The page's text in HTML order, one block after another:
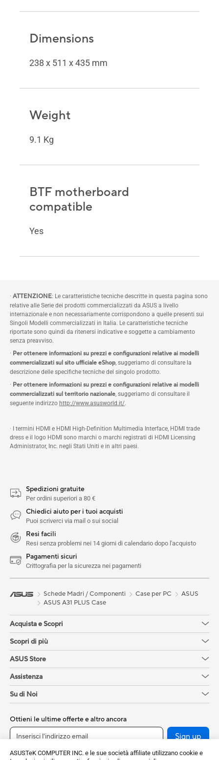
ASUSTeK COMPUTER INC. e le sue società affiliate utilizzano cookie e
Dimensions
238 x 511 x 435 mm
Weight
9.1 Kg
BTF motherboard
compatible
Yes
· ATTENZIONE: Le caratteristiche tecniche descritte in questa pagina sono
relative alle Serie dei prodotti commercializzati da ASUS a livello
internazionale e non necessariamente corrispondono a quelle presenti sui
Singoli Modelli commercializzati in Italia. Le caratteristiche tecniche
riportate sono quindi da ritenersi indicative e soggette a cambiamento
senza preavviso.
· Per ottenere informazioni su prezzi e configurazioni relative ai modelli
commercializzati sul sito ufficiale eShop, suggeriamo di consultare la
descrizione delle specifiche tecniche del singolo prodotto.
· Per ottenere informazioni su prezzi e configurazioni relative ai modelli
commercializzati sul territorio nazionale, suggeriamo di consultare il
seguente indirizzo http://www.asusworld.it/.
· I termini HDMI e HDMI High-Definition Multimedia Interface, HDMI trade
dress e il logo HDMI sono marchi o marchi registrati di HDMI Licensing
Administrator, Inc. negli Stati Uniti e in altri paesi.
Spedizioni gratuite
Per ordini superiori a 80 €
Chiedici aiuto per i tuoi acquisti
Puoi scriverci via mail o sui social
Resi facili
Resi senza problemi nei 14 giorni di calendario dopo l'acquisto
Pagamenti sicuri
Crittografia per la sicurezza nei pagamenti
Schede Madri / Componenti Case per PC
ASUS
ASUS A31 PLUS Case
Acquista e Scopri
Scopri di più
ASUS Store
Assistenza
Su di Noi
Ottieni le ultime offerte e altro ancora
Sign up